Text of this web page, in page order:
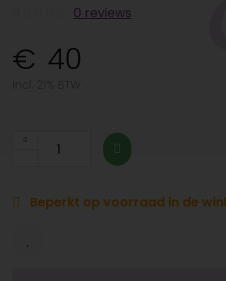
0 reviews
40
Beperkt op voorraad in de